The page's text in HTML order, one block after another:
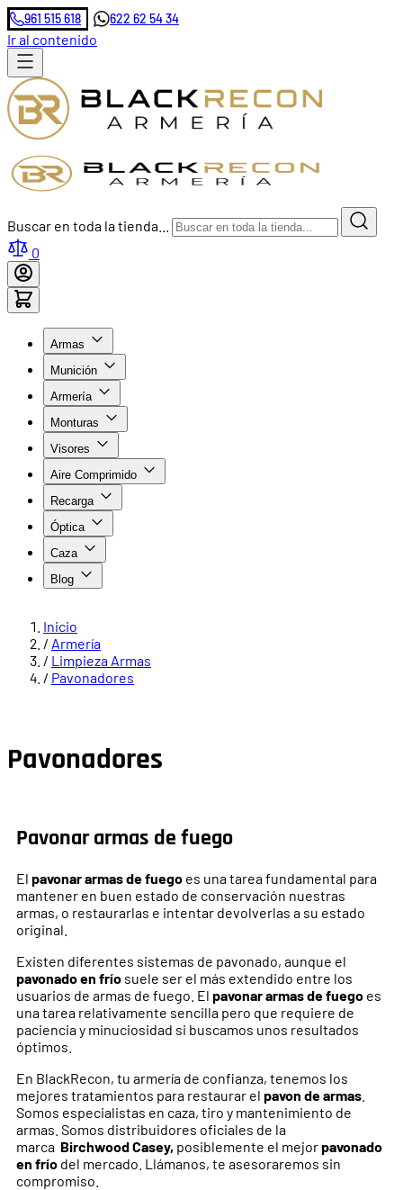
961 515 618 622 62 54 34
Ir al contenido
Buscar en toda la tienda...
0
Armas
Munición
Armería
Monturas
Visores
Aire Comprimido
Recarga
Óptica
Caza
Blog
Inicio
/ Armería
/ Limpieza Armas
/ Pavonadores
Pavonadores
Pavonar armas de fuego
El pavonar armas de fuego es una tarea fundamental para
mantener en buen estado de conservación nuestras
armas, o restaurarlas e intentar devolverlas a su estado
original.
Existen diferentes sistemas de pavonado, aunque el
pavonado en frío suele ser el más extendido entre los
usuarios de armas de fuego. El pavonar armas de fuego es
una tarea relativamente sencilla pero que requiere de
paciencia y minuciosidad si buscamos unos resultados
óptimos.
En BlackRecon, tu armería de confianza, tenemos los
mejores tratamientos para restaurar el pavon de armas
Somos especialistas en caza, tiro y mantenimiento de
armas. Somos distribuidores oficiales de la
marca Birchwood Casey, posiblemente el mejorpavonado
en frío del mercado. Llámanos, te asesoraremos sin
compromiso.